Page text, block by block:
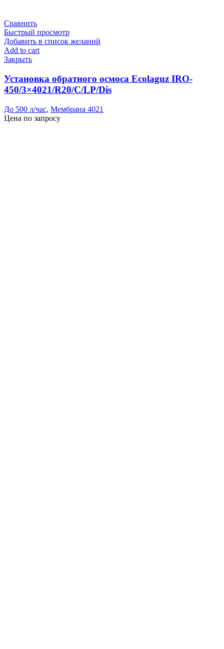
Сравнить
Быстрый просмотр
Добавить в список желаний
Add to cart
Закрыть
Установка обратного осмоса Ecolaguz IRO-
450/3×4021/R20/C/LP/Dis
До 500 л/час, Мембрана 4021
Цена по запросу